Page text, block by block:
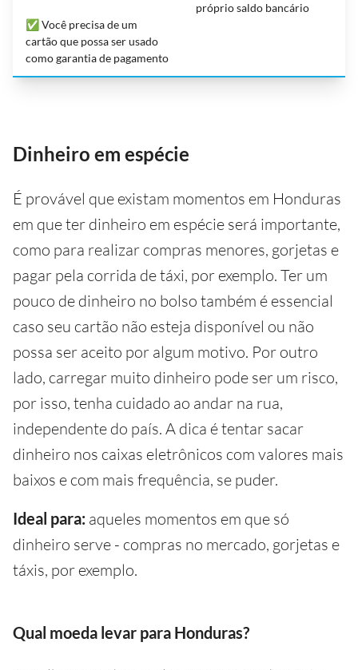
✅ Você precisa de um
cartão que possa ser usado
como garantia de pagamento
próprio saldo bancário
Dinheiro em espécie
É provável que existam momentos em Honduras
em que ter dinheiro em espécie será importante,
como para realizar compras menores, gorjetas e
pagar pela corrida de táxi, por exemplo. Ter um
pouco de dinheiro no bolso também é essencial
caso seu cartão não esteja disponível ou não
possa ser aceito por algum motivo. Por outro
lado, carregar muito dinheiro pode ser um risco,
por isso, tenha cuidado ao andar na rua,
independente do país. A dica é tentar sacar
dinheiro nos caixas eletrônicos com valores mais
baixos e com mais frequência, se puder.
Ideal para: aqueles momentos em que só
dinheiro serve - compras no mercado, gorjetas e
táxis, por exemplo.
Qual moeda levar para Honduras?